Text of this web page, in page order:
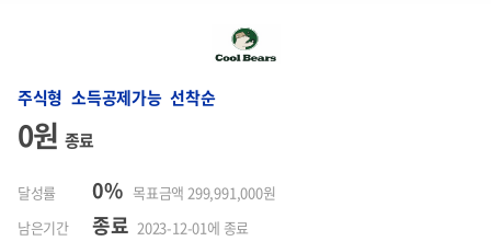
주식형 소득공제가능 선착순
0원 종료
달성률 0% 목표금액 299,991,000원
남은기간
종료 2023-12-01에 종료